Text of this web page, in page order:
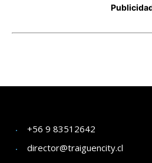
+56 9 83512642
director@traiguencity.cl